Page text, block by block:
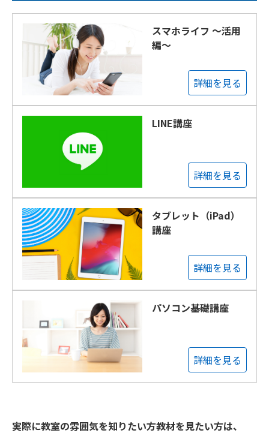
スマホライフ ～活用
編～
詳細を見る
LINE講座
詳細を見る
タブレット（iPad）
講座
詳細を見る
パソコン基礎講座
詳細を見る
実際に教室の雰囲気を知りたい方教材を見たい方は、